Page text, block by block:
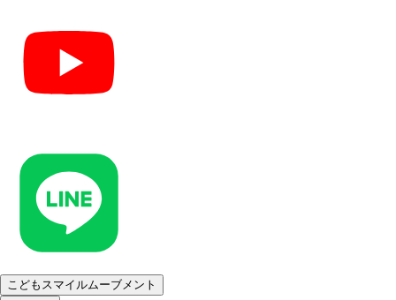
こどもスマイルムーブメント